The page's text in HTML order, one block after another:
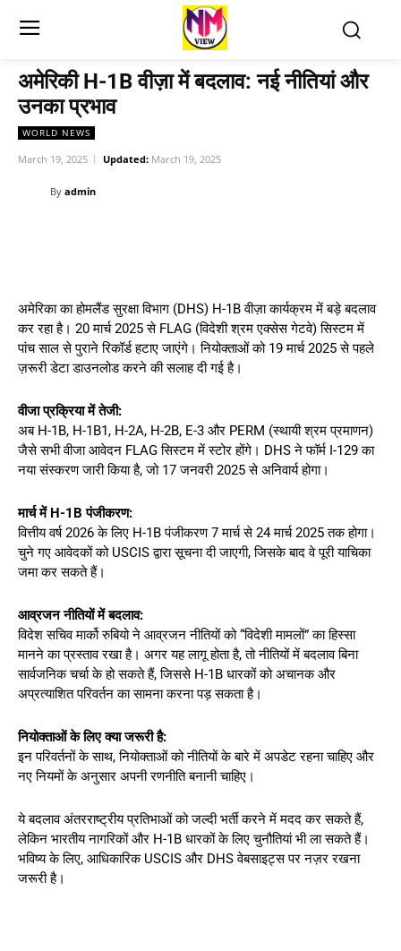
अमेरिकी H-1B वीज़ा में बदलाव: नई नीतियां और
उनका प्रभाव
WORLD NEWS
March 19, 2025 Updated: March 19, 2025
By admin
अमेरिका का होमलैंड सुरक्षा विभाग (DHS) H-1B वीज़ा कार्यक्रम में बड़े बदलाव
कर रहा है। 20 मार्च 2025 से FLAG (विदेशी श्रम एक्सेस गेटवे) सिस्टम में
पांच साल से पुराने रिकॉर्ड हटाए जाएंगे। नियोक्ताओं को 19 मार्च 2025 से पहले
ज़रूरी डेटा डाउनलोड करने की सलाह दी गई है।
वीजा प्रक्रिया में तेजी:
अब H-1B, H-1B1, H-2A, H-2B, E-3 और PERM (स्थायी श्रम प्रमाणन)
जैसे सभी वीजा आवेदन FLAG सिस्टम में स्टोर होंगे। DHS ने फॉर्म I-129 का
नया संस्करण जारी किया है, जो 17 जनवरी 2025 से अनिवार्य होगा।
मार्च में H-1B पंजीकरण:
वित्तीय वर्ष 2026 के लिए H-1B पंजीकरण 7 मार्च से 24 मार्च 2025 तक होगा।
चुने गए आवेदकों को USCIS द्वारा सूचना दी जाएगी, जिसके बाद वे पूरी याचिका
जमा कर सकते हैं।
आव्रजन नीतियों में बदलाव:
विदेश सचिव मार्को रुबियो ने आव्रजन नीतियों को “विदेशी मामलों” का हिस्सा
मानने का प्रस्ताव रखा है। अगर यह लागू होता है, तो नीतियों में बदलाव बिना
सार्वजनिक चर्चा के हो सकते हैं, जिससे H-1B धारकों को अचानक और
अप्रत्याशित परिवर्तन का सामना करना पड़ सकता है।
नियोक्ताओं के लिए क्या जरूरी है:
इन परिवर्तनों के साथ, नियोक्ताओं को नीतियों के बारे में अपडेट रहना चाहिए और
नए नियमों के अनुसार अपनी रणनीति बनानी चाहिए।
ये बदलाव अंतरराष्ट्रीय प्रतिभाओं को जल्दी भर्ती करने में मदद कर सकते हैं,
लेकिन भारतीय नागरिकों और H-1B धारकों के लिए चुनौतियां भी ला सकते हैं।
भविष्य के लिए, आधिकारिक USCIS और DHS वेबसाइट्स पर नज़र रखना
जरूरी है।